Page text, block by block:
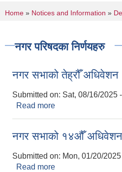
You are here
Home » Notices and Information »
नगर परिषदका निर्णयहरु
नगर सभाको तेह्रौँ
Submitted on: Sat, 08/16/2025
Read more
नगर सभाको १४औँ
Submitted on: Mon, 01/20/
Read more